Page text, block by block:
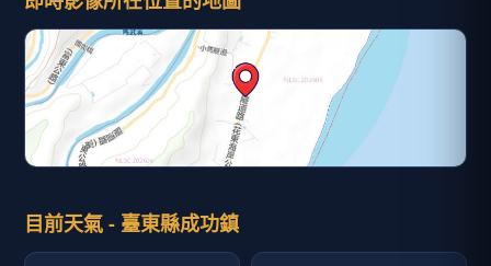
目前天氣 - 臺東縣成功鎮